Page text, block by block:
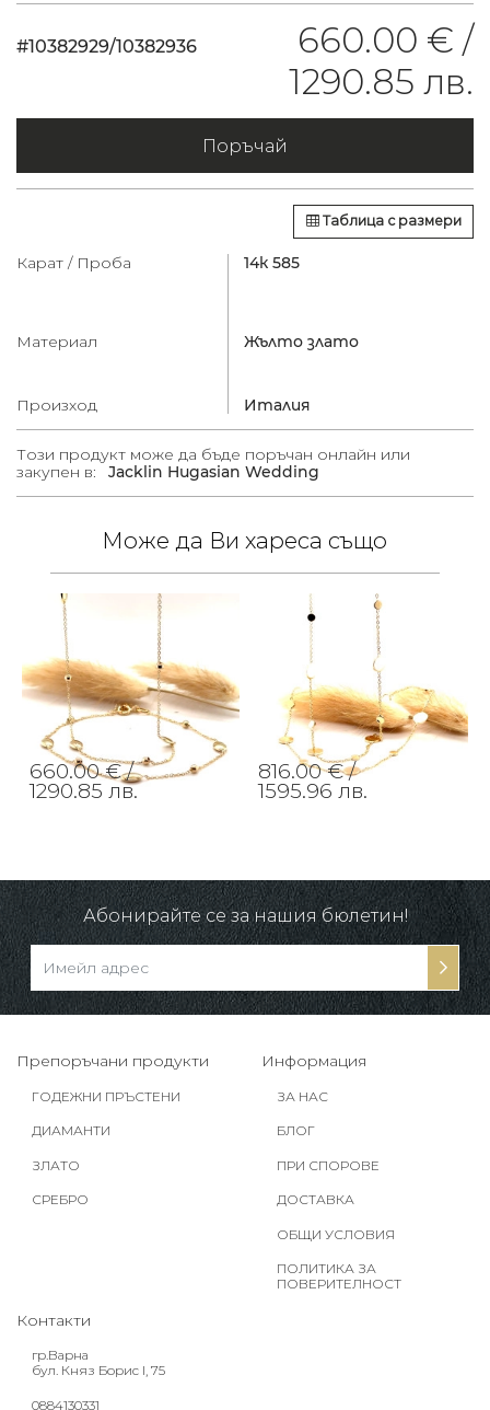
#10382929/10382936
660.00 € /
1290.85 лв.
Поръчай
Таблица с размери
Карат / Проба 14к 585
Материал Жълто злато
Произход Италия
Този продукт може да бъде поръчан онлайн или
закупен в:
Jacklin Hugasian Wedding
Може да Ви хареса също
660.00 € /
1290.85 лв.
816.00 € /
1595.96 лв.
Абонирайте се за нашия бюлетин!
Препоръчани продукти
ГОДЕЖНИ ПРЪСТЕНИ
ДИАМАНТИ
ЗЛАТО
СРЕБРО
Информация
ЗА НАС
БЛОГ
ПРИ СПОРОВЕ
ДОСТАВКА
ОБЩИ УСЛОВИЯ
ПОЛИТИКА ЗА
ПОВЕРИТЕЛНОСТ
Контакти
гр.Варна
бул. Княз Борис I, 75
0884130331